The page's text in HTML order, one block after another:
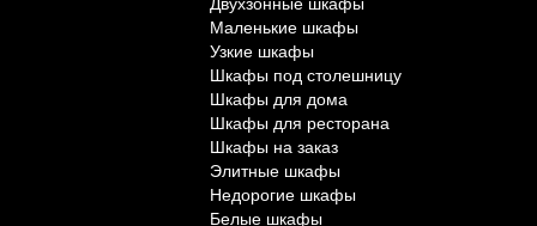
Маленькие шкафы
Узкие шкафы
Шкафы под столешницу
Шкафы для дома
Шкафы для ресторана
Шкафы на заказ
Элитные шкафы
Недорогие шкафы
Белые шкафы